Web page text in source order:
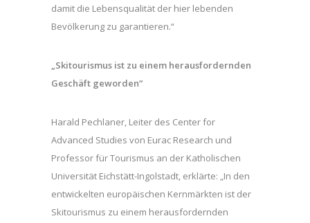
damit die Lebensqualität der hier lebenden
Bevölkerung zu garantieren.“
„Skitourismus ist zu einem herausfordernden
Geschäft geworden“
Harald Pechlaner, Leiter des Center for
Advanced Studies von Eurac Research und
Professor für Tourismus an der Katholischen
Universität Eichstätt-Ingolstadt, erklärte: „In den
entwickelten europäischen Kernmärkten ist der
Skitourismus zu einem herausfordernden